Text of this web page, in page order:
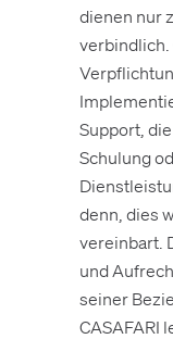
dienen nur
verbindlich.
Support,
Schulung
denn, dies
vereinbart.
und
seiner
CASAFARI